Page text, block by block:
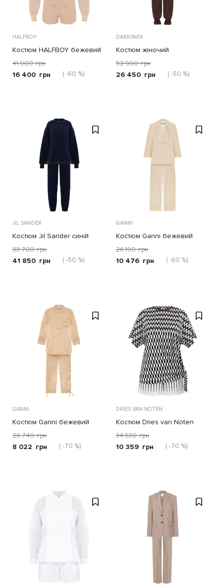
HALFBOY
Костюм HALFBOY бежевий
41 000 грн
16 400 грн ( -60 %)
DARKPARK
Костюм жіночий
52 900 грн
26 450 грн ( -50 %)
JIL SANDER
Костюм Jil Sander синій
83 700 грн
41 850 грн ( -50 %)
GANNI
Костюм Ganni бежевий
26 190 грн
10 476 грн ( -60 %)
GANNI
Костюм Ganni бежевий
26 740 грн
8 022 грн ( -70 %)
DRIES VAN NOTEN
Костюм Dries van Noten
чорно-білий
34 530 грн
10 359 грн ( -70 %)